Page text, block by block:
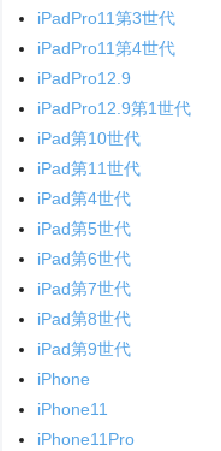
iPadPro11第3世代
iPadPro11第4世代
iPadPro12.9
iPadPro12.9第1世代
iPad第10世代
iPad第11世代
iPad第4世代
iPad第5世代
iPad第6世代
iPad第7世代
iPad第8世代
iPad第9世代
iPhone
iPhone11
iPhone11Pro